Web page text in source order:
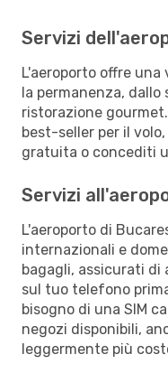
Servizi
L'aeroporto offre
la permanenza, dallo
ristorazione
best-seller per il
gratuita o concediti
Servizi
L'aeroporto di
internazionali e
bagagli, assicurati di
sul tuo telefono
bisogno di una SIM
negozi disponibili,
leggermente più